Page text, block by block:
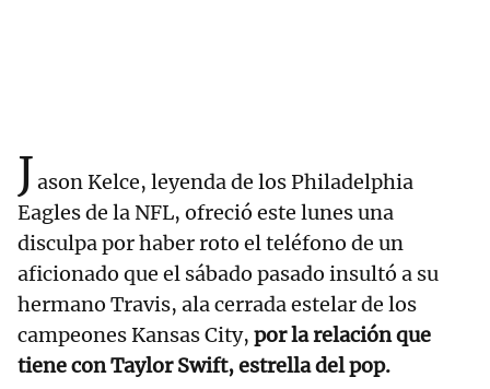
Jason Kelce, leyenda de los Philadelphia
Eagles de la NFL, ofreció este lunes una
disculpa por haber roto el teléfono de un
aficionado que el sábado pasado insultó a su
hermano Travis, ala cerrada estelar de los
campeones Kansas City, por la relación que
tiene con Taylor Swift, estrella del pop.